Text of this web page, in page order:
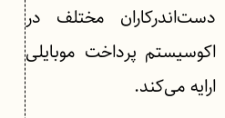
دست‌اندرکاران مختلف در
اکوسیستم پرداخت موبایلی
ارایه می‌کند.